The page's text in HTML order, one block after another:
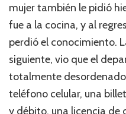
mujer también le pidió
fue a la cocina, y al
perdió el conocimiento.
siguiente, vio que el
totalmente
teléfono celular, una
y débito, una licencia de